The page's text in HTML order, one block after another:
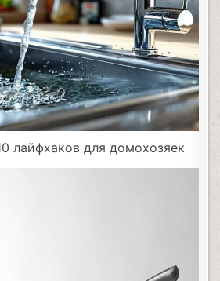
лайфхаков для домохозяек